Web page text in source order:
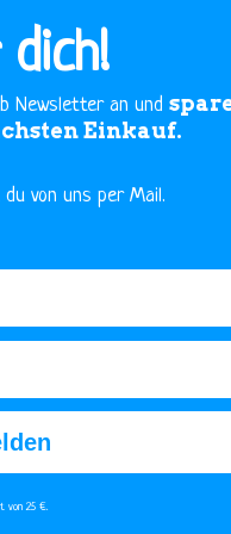
Newsletter an und
Einkauf.
von uns per Mail.
von 25 €.​